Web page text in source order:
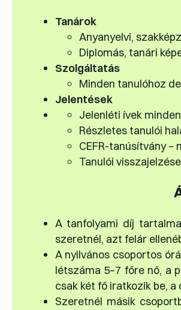
Tanárok
Anyanyelvi,
Diplomás, tanári
Szolgáltatás
Minden tanulóhoz
Jelentések
Jelenléti ívek
Részletes tanulói
CEFR-tanúsítvány
Tanulói
A tanfolyami díj
szeretnél, azt felár
A nyilvános csoportos
létszáma 5–7 főre nő, a
csak két fő iratkozik be,
Szeretnél másik